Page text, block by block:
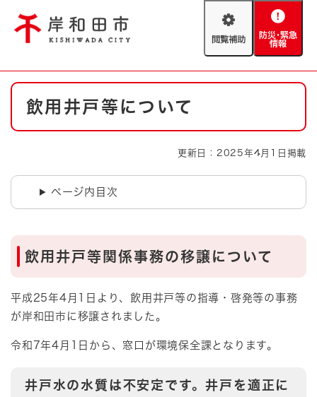
閲
助
防
緊
やさしい日本語
背景色変更 白 黒 青
とじる
防災・緊急情報 救急・消防
ハザードマップ AED設置箇所
本
飲用井戸等について
更新日：2025年4月1日掲載
ページ内目次
飲用井戸等関係事務の移譲について
平成25年4月1日より、飲用井戸等の指導・啓発等の事務
が岸和田市に移譲されました。
令和7年4月1日から、窓口が環境保全課となります。
井戸水の水質は不安定です。井戸を適正に